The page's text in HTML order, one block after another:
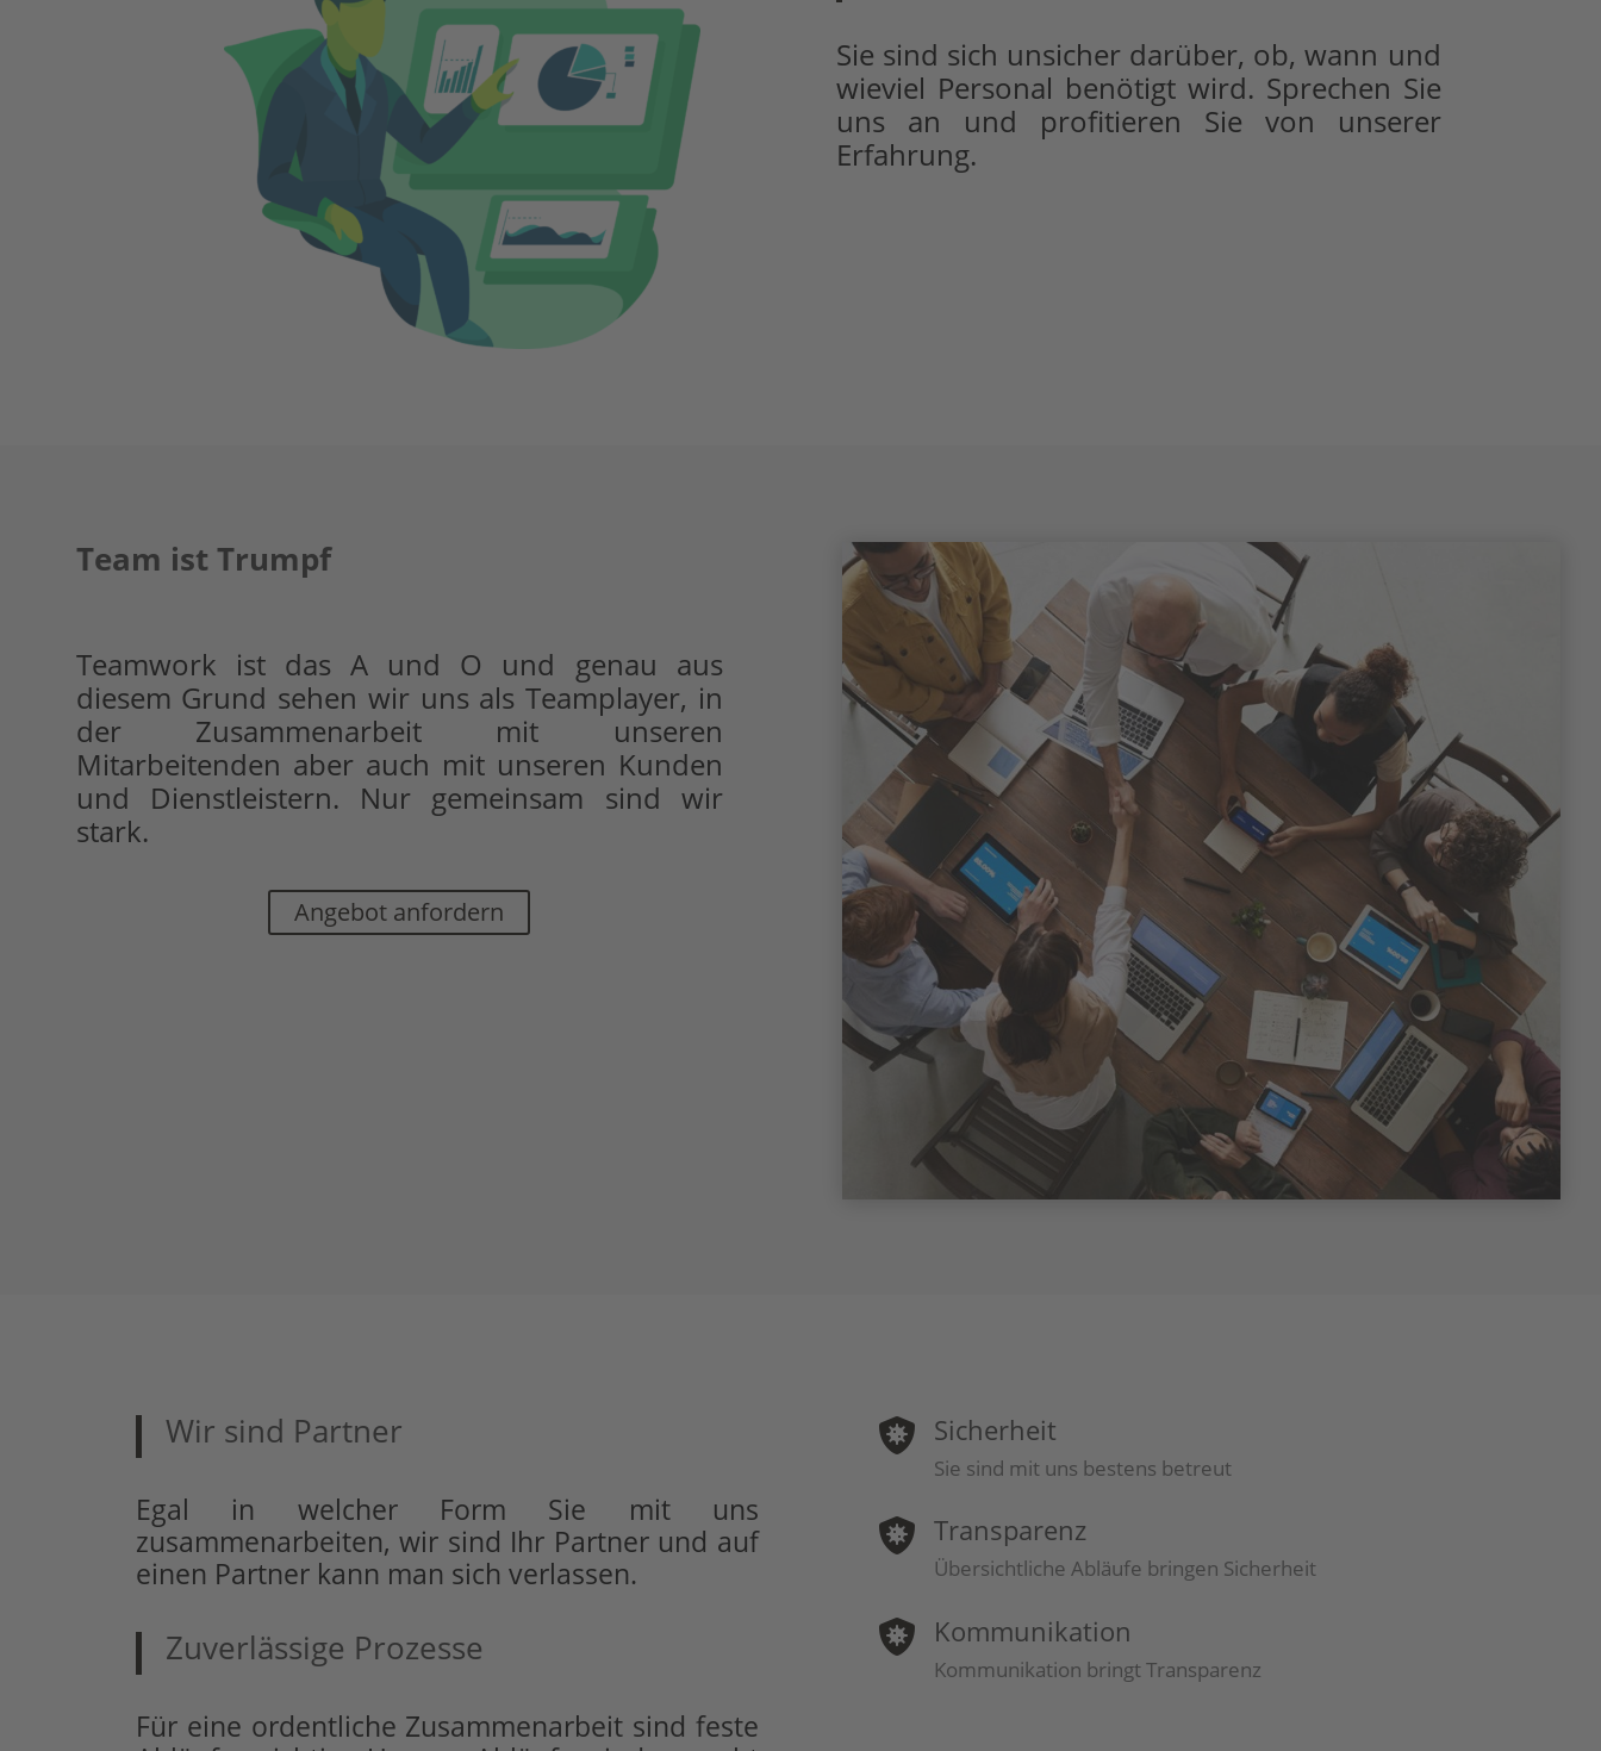
Sie sind sich unsicher darüber, ob, wann und
wieviel Personal benötigt wird. Sprechen Sie
uns an und profitieren Sie von unserer
Erfahrung.
Team ist Trumpf
Teamwork ist das A und O und genau aus
diesem Grund sehen wir uns als Teamplayer, in
der Zusammenarbeit mit unseren
Mitarbeitenden aber auch mit unseren Kunden
und Dienstleistern. Nur gemeinsam sind wir
stark.
Angebot anfordern
Wir sind Partner
Egal in welcher Form Sie mit uns
zusammenarbeiten, wir sind Ihr Partner und auf
einen Partner kann man sich verlassen.
Zuverlässige Prozesse
Für eine ordentliche Zusammenarbeit sind feste
 Sicherheit
Sie sind mit uns bestens betreut
 Transparenz
Übersichtliche Abläufe bringen Sicherheit
 Kommunikation
Kommunikation bringt Transparenz